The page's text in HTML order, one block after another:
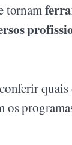
tornam
os